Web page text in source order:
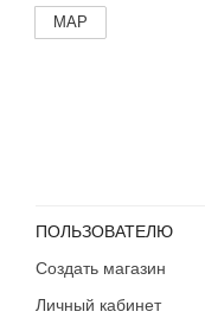
MAP
ПОЛЬЗОВАТЕЛЮ
Создать магазин
Личный кабинет